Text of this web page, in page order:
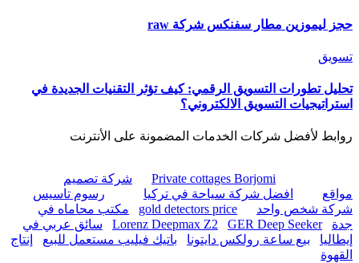
حجز ليموزين مطار سفنكس شركة raw
تسويق
تحليل تطورات التسويق الرقمي: كيف تؤثر التقنيات الجديدة في
استراتيجيات التسويق الالكتروني؟
روابط لأفضل شركات الخدمات المضمونة على الأنترنت
Private cottages Borjomi
شركة تصميم
مواقع
افضل شركة سياحة في تركيا
رسوم تاسيس
شركة شخص واحد
gold detectors price
مكتب محاماه في
جدة
Lorenz Deepmax Z2 GER Deep Seeker
سائق عربي في
إيطاليا
بيع ساعة رولكس دايتونا باتيك فيليب مستعمل للبيع
إنتاج
القهوة